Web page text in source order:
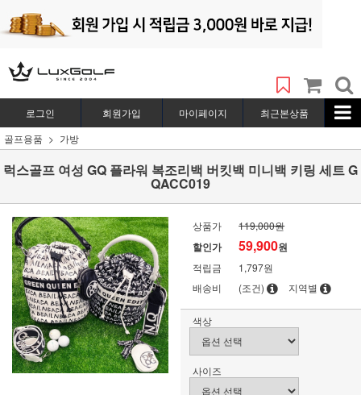
로그인 회원가입 마이페이지
최근본상품
골프용품
가방
럭스골프 여성 GQ 플라워 복조리백 버킷백 미니백 키링 세트 G
QACC019
상품가 119,000원
할인가 59,900원
적립금
1,797원
배송비
(조건) 지역별
색상
사이즈